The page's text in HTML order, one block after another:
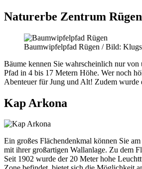
Naturerbe Zentrum Rügen
Baumwipfelpfad Rügen / Bild:
Bäume kennen Sie wahrscheinlich nur
Pfad in 4 bis 17 Metern Höhe. Wer noch
Abenteuer für Jung und Alt! Zudem wurde
Kap Arkona
Ein großes Flächendenkmal können Sie
mit ihrer großartigen Wallanlage. Zu dem
Seit 1902 wurde der 20 Meter hohe